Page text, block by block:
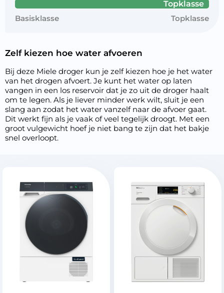
Topklasse
Basisklasse
Topklasse
Zelf kiezen hoe water afvoeren
Bij deze Miele droger kun je zelf kiezen hoe je het water
van het drogen afvoert. Je kunt het water op laten
vangen in een los reservoir dat je zo uit de droger haalt
om te legen. Als je liever minder werk wilt, sluit je een
slang aan zodat het water vanzelf naar de afvoer gaat.
Dit werkt fijn als je vaak of veel tegelijk droogt. Met een
groot vulgewicht hoef je niet bang te zijn dat het bakje
snel overloopt.